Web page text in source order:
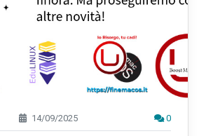
14/09/2025 0